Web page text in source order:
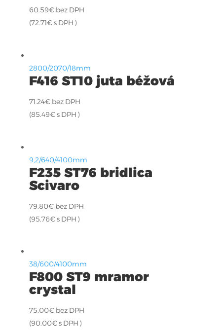
60.59€ bez DPH
(72.71€s DPH )
2800/2070/18mm
F416 ST10 juta béžová
71.24€ bez DPH
(85.49€s DPH )
9,2/640/4100mm
F235 ST76 bridlica
Scivaro
79.80€ bez DPH
(95.76€s DPH )
38/600/4100mm
F800 ST9 mramor
crystal
75.00€ bez DPH
(90.00€s DPH )